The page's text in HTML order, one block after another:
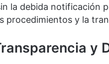
la debida notificación
procedimientos y la
y